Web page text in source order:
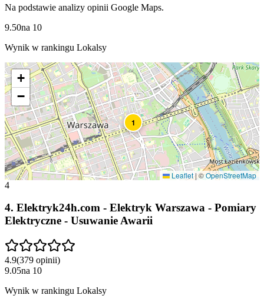
Na podstawie analizy opinii Google Maps.
9.50na 10
Wynik w rankingu Lokalsy
1
+
−
Leaflet |©OpenStreetMap
4
4. Elektryk24h.com - Elektryk Warszawa - Pomiary
Elektryczne - Usuwanie Awarii
4.9(379 opinii)
9.05na 10
Wynik w rankingu Lokalsy